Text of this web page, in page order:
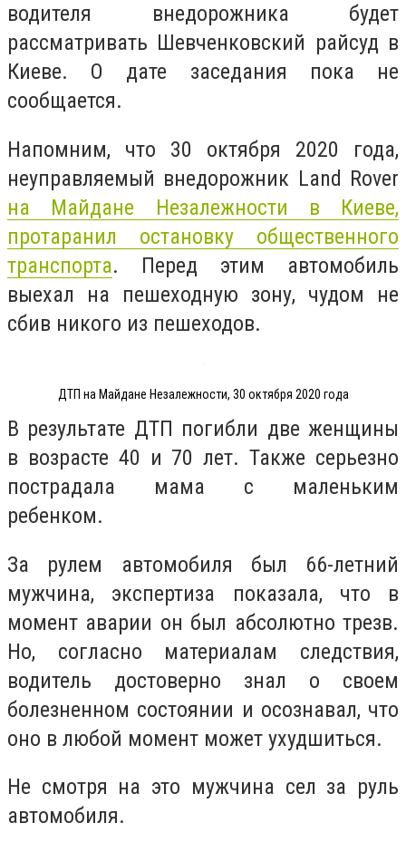
водителя внедорожника будет
рассматривать Шевченковский райсуд в
Киеве. О дате заседания пока не
сообщается.
Напомним, что 30 октября 2020 года,
неуправляемый внедорожник Land Rover
на Майдане Незалежности в Киеве,
протаранил остановку общественного
транспорта. Перед этим автомобиль
выехал на пешеходную зону, чудом не
сбив никого из пешеходов.
ДТП на Майдане Незалежности, 30 октября 2020 года
В результате ДТП погибли две женщины
в возрасте 40 и 70 лет. Также серьезно
пострадала мама с маленьким
ребенком.
За рулем автомобиля был 66-летний
мужчина, экспертиза показала, что в
момент аварии он был абсолютно трезв.
Но, согласно материалам следствия,
водитель достоверно знал о своем
болезненном состоянии и осознавал, что
оно в любой момент может ухудшиться.
Не смотря на это мужчина сел за руль
автомобиля.